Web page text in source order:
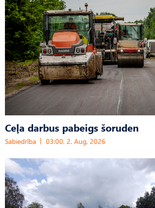
Ceļa darbus pabeigs šoruden
Sabiedrība 03:00, 2. Aug, 2026